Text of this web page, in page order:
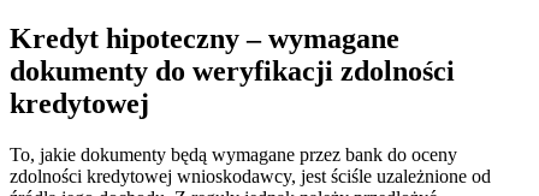
Kredyt hipoteczny – wymagane
dokumenty do weryfikacji zdolności
kredytowej
To, jakie dokumenty będą wymagane przez bank do oceny
zdolności kredytowej wnioskodawcy, jest ściśle uzależnione od